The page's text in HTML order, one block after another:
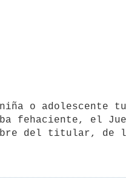
fehaciente, el
del titular, de